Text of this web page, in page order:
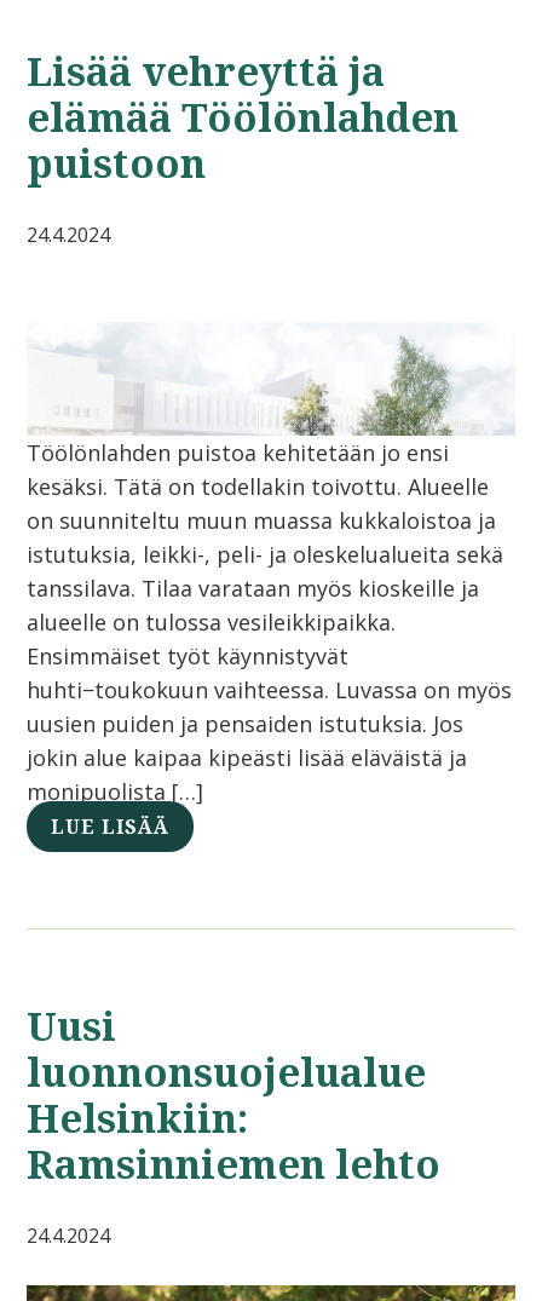
Lisää vehreyttä ja
elämää Töölönlahden
puistoon
24.4.2024
Töölönlahden puistoa kehitetään jo ensi
kesäksi. Tätä on todellakin toivottu. Alueelle
on suunniteltu muun muassa kukkaloistoa ja
istutuksia, leikki-, peli- ja oleskelualueita sekä
tanssilava. Tilaa varataan myös kioskeille ja
alueelle on tulossa vesileikkipaikka.
Ensimmäiset työt käynnistyvät
huhti−toukokuun vaihteessa. Luvassa on myös
uusien puiden ja pensaiden istutuksia. Jos
jokin alue kaipaa kipeästi lisää eläväistä ja
monipuolista […]
LUE LISÄÄ
Uusi
luonnonsuojelualue
Helsinkiin:
Ramsinniemen lehto
24.4.2024